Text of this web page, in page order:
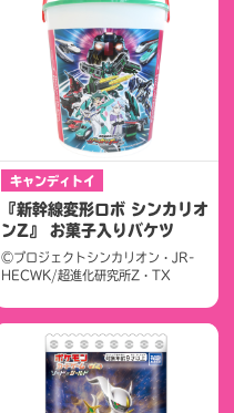
キャンディトイ
『新幹線変形ロボ シンカリオ
ンZ』 お菓子入りバケツ
©プロジェクトシンカリオン・JR-
HECWK/超進化研究所Z・TX